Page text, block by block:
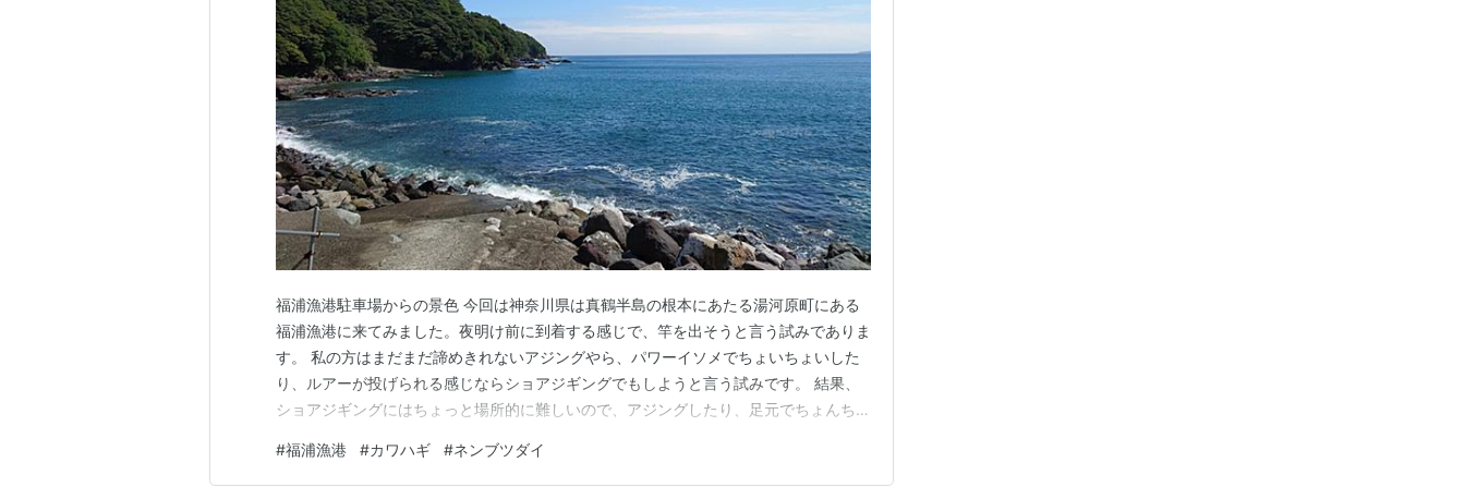
福浦漁港駐車場からの景色 今回は神奈川県は真鶴半島の根本にあたる湯河原町にある
福浦漁港に来てみました。夜明け前に到着する感じで、竿を出そうと言う試みでありま
す。 私の方はまだまだ諦めきれないアジングやら、パワーイソメでちょいちょいした
り、ルアーが投げられる感じならショアジギングでもしようと言う試みです。 結果、
ショアジギングにはちょっと場所的に難しいので、アジングしたり、足元でちょんちょ
は有料で1000円です。駐めたときは管理人さんが誰も居なかったので、帰りにお金を
払いました。 隣で釣りをしていた若者グループが、釣り…
#福浦漁港 #カワハギ #ネンブツダイ